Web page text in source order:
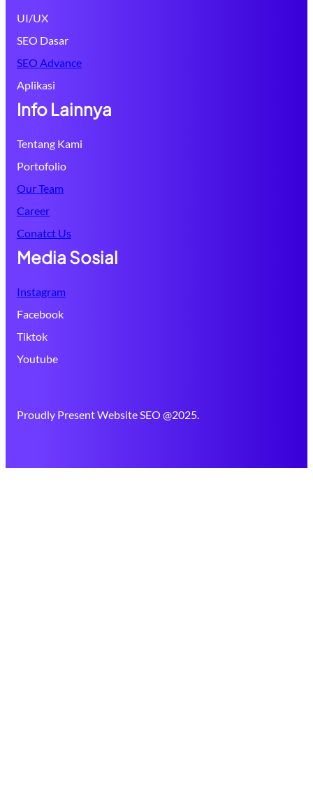
UI/UX
SEO Dasar
SEO Advance
Aplikasi
Info Lainnya
Tentang Kami
Portofolio
Our Team
Career
Conatct Us
Media Sosial
Instagram
Facebook
Tiktok
Youtube
Proudly Present Website SEO @2025.